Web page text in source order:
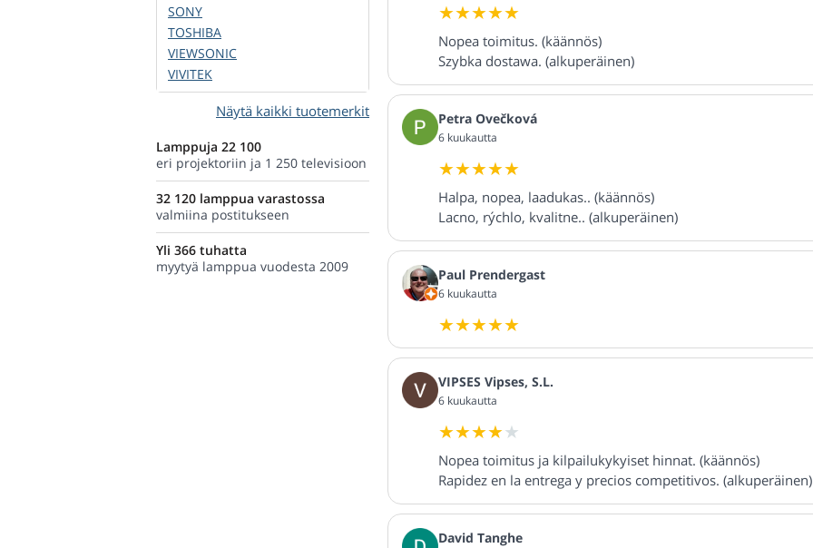
Nopea toimitus. (käännös)
Szybka dostawa. (alkuperäinen)
Petra Ovečková
6 kuukautta
Halpa, nopea, laadukas.. (käännös)
Lacno, rýchlo, kvalitne.. (alkuperäinen)
Paul Prendergast
6 kuukautta
VIPSES Vipses, S.L.
6 kuukautta
Nopea toimitus ja kilpailukykyiset hinnat. (käännös)
Rapidez en la entrega y precios competitivos. (alkuperäinen)
David Tanghe
SONY
TOSHIBA
VIEWSONIC
VIVITEK
Näytä kaikki tuotemerkit
Lamppuja 22 100
eri projektoriin ja 1 250 televisioon
32 120 lamppua varastossa
valmiina postitukseen
Yli 366 tuhatta
myytyä lamppua vuodesta 2009